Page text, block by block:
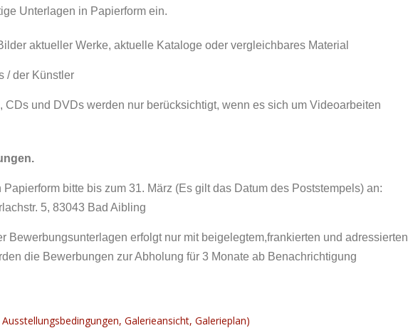
Unterlagen in Papierform ein.
aktueller Werke, aktuelle Kataloge oder vergleichbares Material
/ der Künstler
CDs und DVDs werden nur berücksichtigt, wenn es sich um Videoarbeiten
bitte bis zum 31. März (Es gilt das Datum des Poststempels) an:
5, 83043 Bad Aibling
Bewerbungsunterlagen erfolgt nur mit beigelegtem,frankierten und adressierten
die Bewerbungen zur Abholung für 3 Monate ab Benachrichtigung
Galerieansicht, Galerieplan)